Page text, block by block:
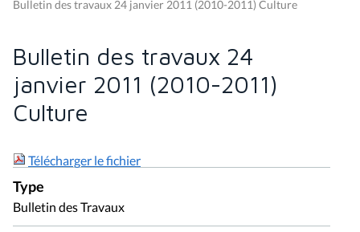
Bulletin des travaux 24 janvier 2011 (2010-2011) Culture
Bulletin des travaux 24
janvier 2011 (2010-2011)
Culture
Télécharger le fichier
Type
Bulletin des Travaux